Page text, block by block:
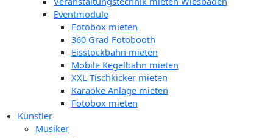
Eventmodule
Fotobox mieten
360 Grad Fotobooth
Eisstockbahn mieten
Mobile Kegelbahn mieten
XXL Tischkicker mieten
Karaoke Anlage mieten
Fotobox mieten
Künstler
Musiker